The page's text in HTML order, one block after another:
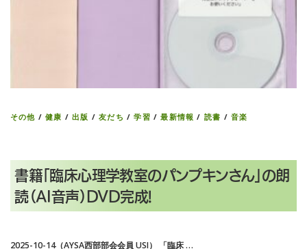
その他 /健康 /出版 /友だち /学習 /最新情報 / 読書 / 音楽
書籍「臨床心理学教室のパンプキンさん」の朗
読（AI音声）DVD完成!
2025-10-14（AYSA西部部会会員 USI） 「臨床 …